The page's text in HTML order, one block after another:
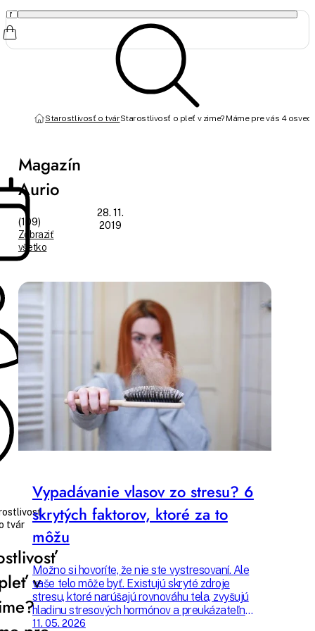
Starostlivosť o tvárStarostlivosť o pleť v zime? Máme pre vás 4
28. 11.
2019
Hana
Marko
Budete čítať pre
4 min
tvár
v
Magazín
Aurio
(109)
Zobraziť
všetko
Vypadávanie vlasov zo stresu? 6
skrytých faktorov, ktoré za to
môžu
Možno si hovoríte, že nie ste vystresovaní. Ale
vaše telo môže byť. Existujú skryté zdroje
stresu, ktoré narúšajú rovnováhu tela, zvyšujú
hladinu stresových hormónov a preukázateľne
spôsobujú nadmerné vypadávanie vlasov.
11. 05. 2026